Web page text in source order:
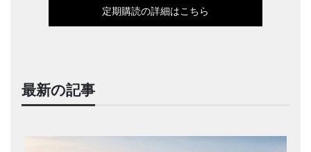
定期購読の詳細はこちら
最新の記事